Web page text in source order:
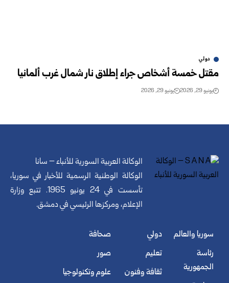
دولي
مقتل خمسة أشخاص جراء إطلاق نار شمال غرب ألمانيا
يونيو 29, 2026 يونيو 29, 2026
الوكالة العربية السورية للأنباء – سانا
الوكالة الوطنية الرسمية للأخبار في سوريا،
تأسست في 24 يونيو 1965. تتبع وزارة
الإعلام، ومركزها الرئيسي في دمشق.
سوريا والعالم
رئاسة
الجمهورية
دولي
تعليم
ثقافة وفنون
صحافة
صور
علوم وتكنولوجيا